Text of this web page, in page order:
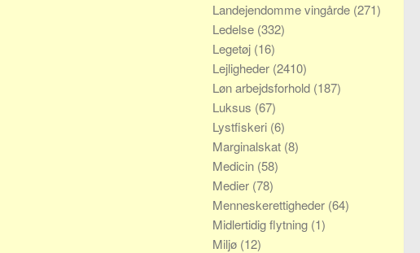
Landejendomme vingårde (271)
Ledelse (332)
Legetøj (16)
Lejligheder (2410)
Løn arbejdsforhold (187)
Luksus (67)
Lystfiskeri (6)
Marginalskat (8)
Medicin (58)
Medier (78)
Menneskerettigheder (64)
Midlertidig flytning (1)
Miljø (12)